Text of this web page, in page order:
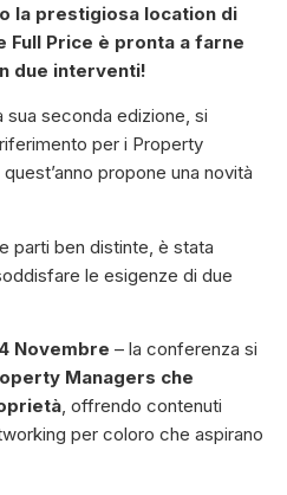
la prestigiosa location di
Full Price è pronta a farne
due interventi!
sua seconda edizione, si
per i Property
propone una novità
parti ben distinte, è stata
le esigenze di due
Novembre – la conferenza si
Managers che
, offrendo contenuti
per coloro che aspirano